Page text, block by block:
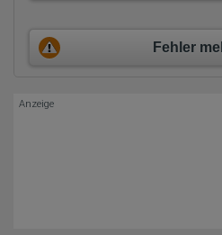
Welche Videos angeschaut?
Wurden Werbebanner
Wohin ging der Besucher?
Fehler
Anzeige